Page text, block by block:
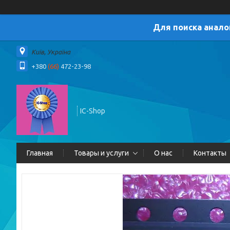
Для поиска
Київ, Україна
+380 (66) 472-23-98
IC-Shop
Главная Товары и услуги О нас Контакты